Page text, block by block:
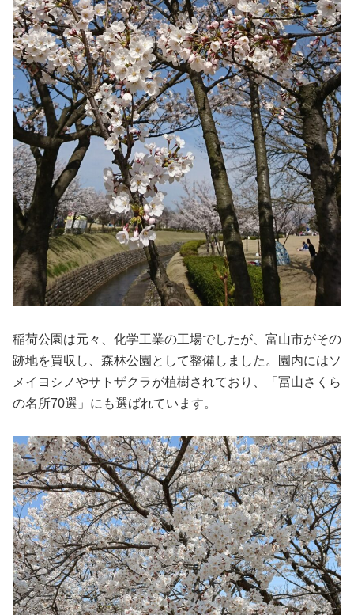
稲荷公園は元々、化学工業の工場でしたが、富山市がその
跡地を買収し、森林公園として整備しました。園内にはソ
メイヨシノやサトザクラが植樹されており、「冨山さくら
の名所70選」にも選ばれています。